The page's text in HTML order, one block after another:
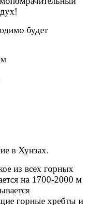
будет
в Хунзах.
из всех горных
на 1700-2000 м
горные хребты и